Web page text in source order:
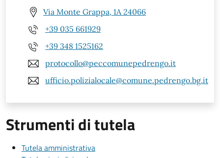
Via Monte Grappa, 1A 24066
+39 035 661929
+39 348 1525162
protocollo@peccomunepedrengo.it
ufficio.polizialocale@comune.pedrengo.bg.it
Strumenti di tutela
Tutela amministrativa